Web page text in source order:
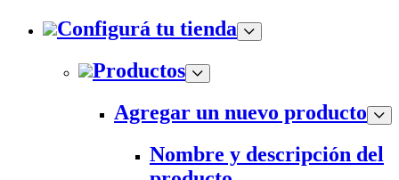
Configurá tu tienda
Productos
Agregar un nuevo producto
Nombre y descripción del